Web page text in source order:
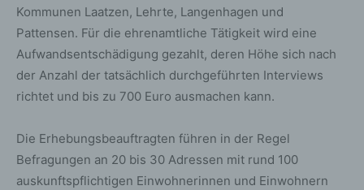
Kommunen Laatzen, Lehrte, Langenhagen und
Pattensen. Für die ehrenamtliche Tätigkeit wird eine
Aufwandsentschädigung gezahlt, deren Höhe sich nach
der Anzahl der tatsächlich durchgeführten Interviews
richtet und bis zu 700 Euro ausmachen kann.
Die Erhebungsbeauftragten führen in der Regel
Befragungen an 20 bis 30 Adressen mit rund 100
auskunftspflichtigen Einwohnerinnen und Einwohnern